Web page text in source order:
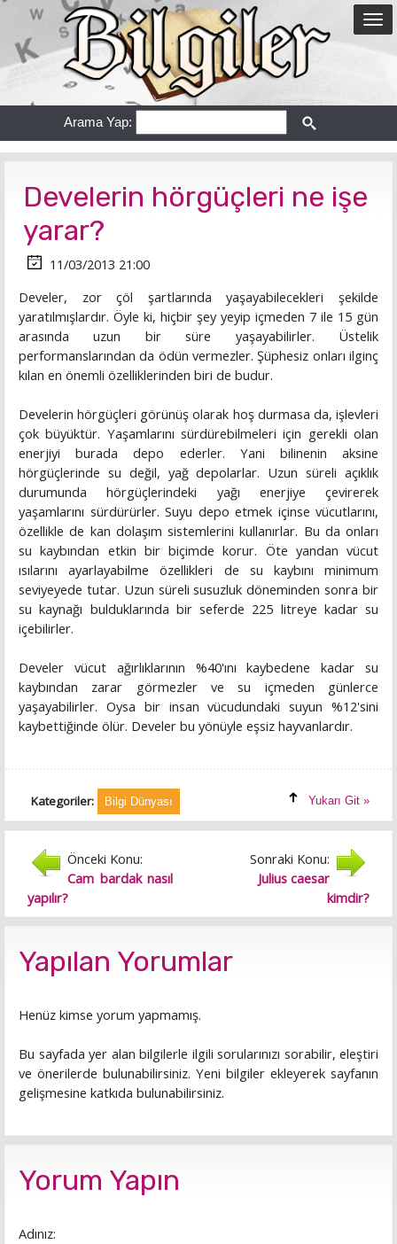
Arama Yap:
Develerin hörgüçleri ne işe
yarar?
11/03/2013 21:00
Develer, zor çöl şartlarında yaşayabilecekleri şekilde
yaratılmışlardır. Öyle ki, hiçbir şey yeyip içmeden 7 ile 15 gün
arasında uzun bir süre yaşayabilirler. Üstelik
performanslarından da ödün vermezler. Şüphesiz onları ilginç
kılan en önemli özelliklerinden biri de budur.
Develerin hörgüçleri görünüş olarak hoş durmasa da, işlevleri
çok büyüktür. Yaşamlarını sürdürebilmeleri için gerekli olan
enerjiyi burada depo ederler. Yani bilinenin aksine
hörgüçlerinde su değil, yağ depolarlar. Uzun süreli açıklık
durumunda hörgüçlerindeki yağı enerjiye çevirerek
yaşamlarını sürdürürler. Suyu depo etmek içinse vücutlarını,
özellikle de kan dolaşım sistemlerini kullanırlar. Bu da onları
su kaybından etkin bir biçimde korur. Öte yandan vücut
ısılarını ayarlayabilme özellikleri de su kaybını minimum
seviyeyede tutar. Uzun süreli susuzluk döneminden sonra bir
su kaynağı bulduklarında bir seferde 225 litreye kadar su
içebilirler.
Develer vücut ağırlıklarının %40'ını kaybedene kadar su
kaybından zarar görmezler ve su içmeden günlerce
yaşayabilirler. Oysa bir insan vücudundaki suyun %12'sini
kaybettiğinde ölür. Develer bu yönüyle eşsiz hayvanlardır.
Kategoriler: Bilgi Dünyası Yukarı Git »
Önceki Konu:
Cam bardak nasıl
yapılır?
Sonraki Konu:
Julius caesar
kimdir?
Yapılan Yorumlar
Henüz kimse yorum yapmamış.
Bu sayfada yer alan bilgilerle ilgili sorularınızı sorabilir, eleştiri
ve önerilerde bulunabilirsiniz. Yeni bilgiler ekleyerek sayfanın
gelişmesine katkıda bulunabilirsiniz.
Yorum Yapın
Adınız: